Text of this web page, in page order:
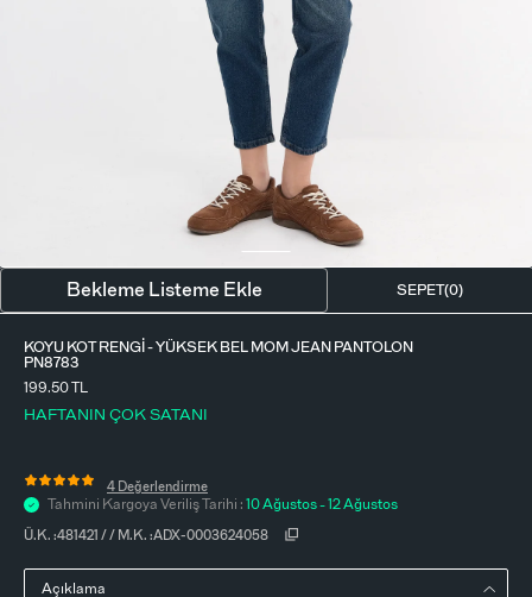
Açıklama
Ü.K. :481421 / / M.K. :ADX-0003624058
KOYU KOT RENGI - YÜKSEK BEL MOM JEAN PANTOLON
PN8783
HAFTANIN ÇOK SATANI
199.50 TL
4 Değerlendirme
Tahmini Kargoya Veriliş Tarihi : 10 Ağustos - 12 Ağustos
SEPET(0)
Bekleme Listeme Ekle